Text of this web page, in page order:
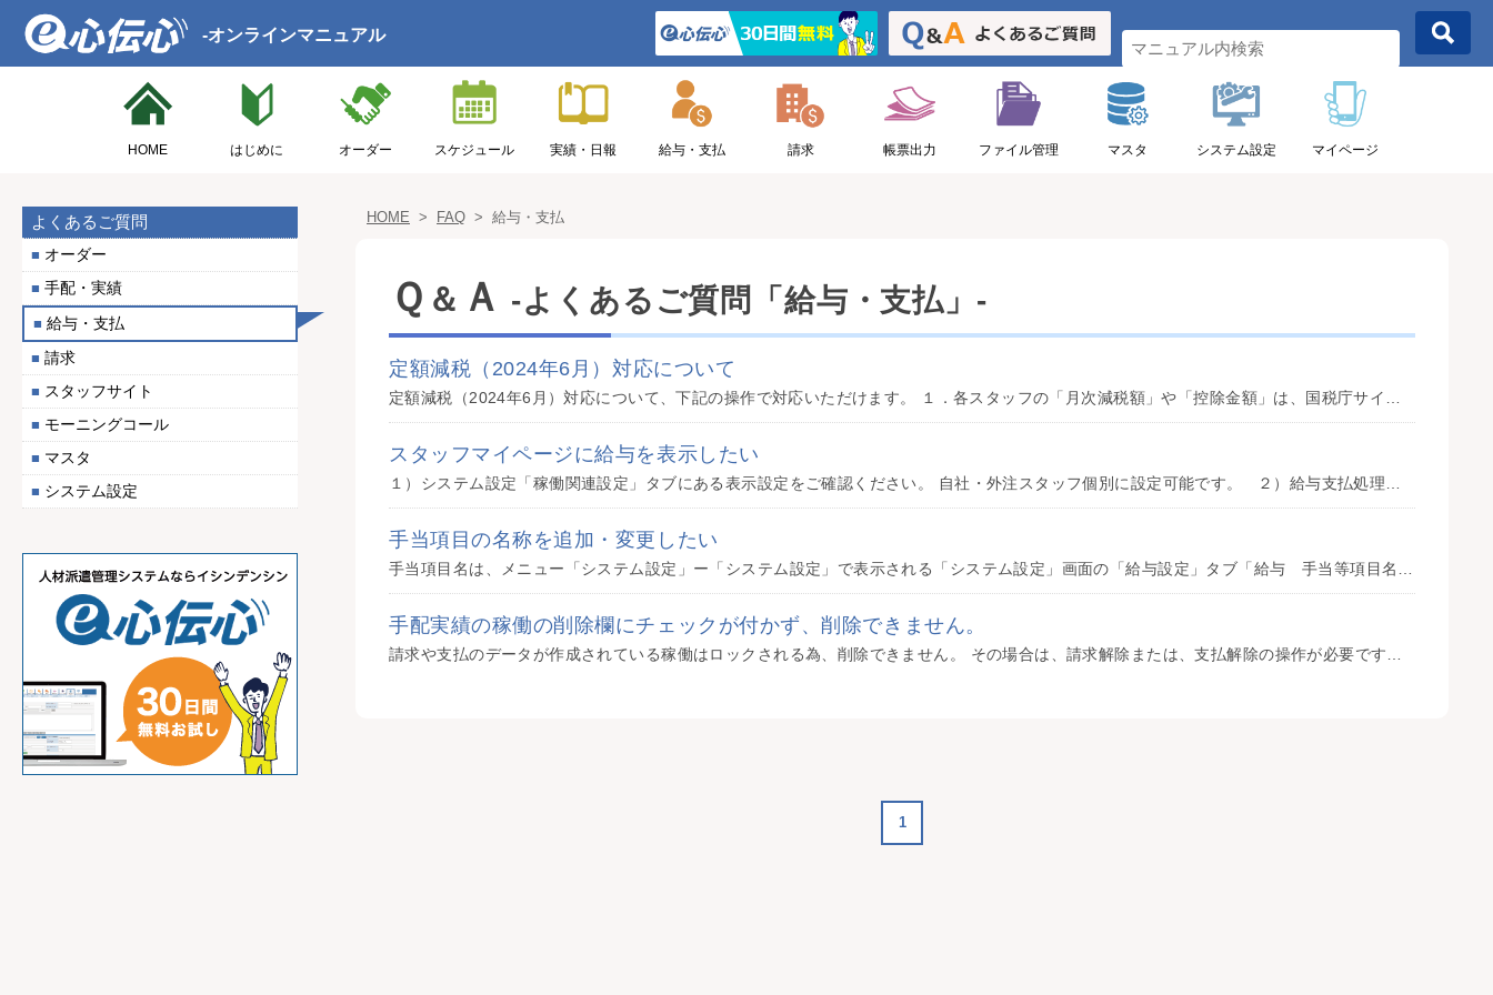
-オンラインマニュアル
HOME はじめに オーダー スケジュール 実績・日報 給与・支払 請求 帳票出力 ファイル管理 マスタ システム設定 マイページ
HOME > FAQ > 給与・支払
Ｑ ＆ Ａ -よくあるご質問「給与・支払」-
定額減税（2024年6月）対応について
スタッフマイページに給与を表示したい
手当項目の名称を追加・変更したい
手配実績の稼働の削除欄にチェックが付かず、削除できません。
1
よくあるご質問
オーダー
手配・実績
給与・支払
請求
スタッフサイト
モーニングコール
マスタ
システム設定